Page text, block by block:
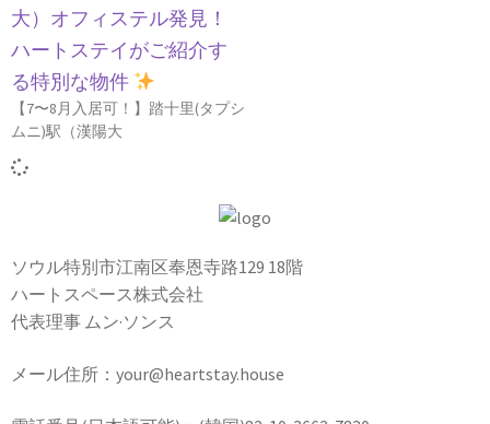
大）オフィステル発見！
ハートステイがご紹介す
る特別な物件
【7〜8月入居可！】踏十里(タプシ
ムニ)駅（漢陽大
ソウル特別市江南区奉恩寺路129 18階
ハートスペース株式会社
代表理事 ムン·ソンス
メール住所：your@heartstay.house